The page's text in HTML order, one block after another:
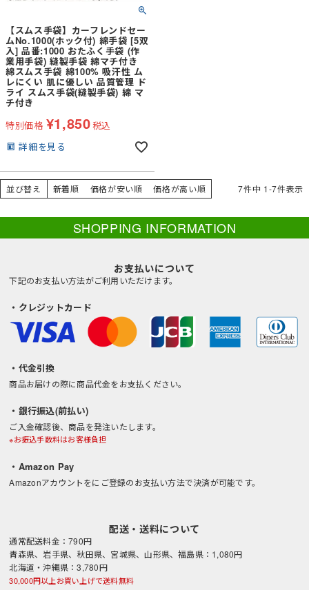
【スムス手袋】カーフレンドセー
ムNo.1000(ホック付) 綿手袋 [5双
入] 品番:1000 おたふく手袋 (作
業用手袋) 縫製手袋 綿マチ付き
綿スムス手袋 綿100% 吸汗性 ム
レにくい 肌に優しい 品質管理 ド
ライ スムス手袋(縫製手袋) 綿 マ
チ付き
特別価格 ¥1,850税込
詳細を見る
並び替え 新着順 価格が安い順 価格が高い順 7件中 1-7件表示
SHOPPING INFORMATION
お支払いについて
下記のお支払い方法がご利用いただけます。
・クレジットカード
・代金引換
商品お届けの際に商品代金をお支払ください。
・銀行振込(前払い)
ご入金確認後、商品を発注いたします。
※お振込手数料はお客様負担
・Amazon Pay
Amazonアカウントをにご登録のお支払い方法で決済が可能です。
配送・送料について
通常配送料金：790円
青森県、岩手県、秋田県、宮城県、山形県、福島県：1,080円
北海道・沖縄県：3,780円
30,000円以上お買い上げで送料無料